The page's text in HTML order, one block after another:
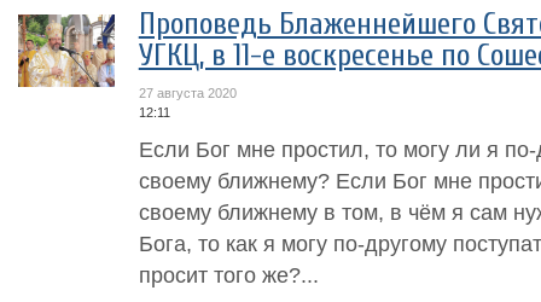
Проповедь Блаженнейшего
УГКЦ, в 11-е воскресенье по
27 августа 2020
12:11
Если Бог мне простил, то могу ли я по-
своему ближнему? Если Бог мне
своему ближнему в том, в чём я сам
Бога, то как я могу по-другому
просит того же?...